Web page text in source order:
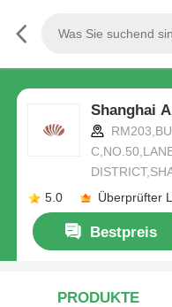
Shanghai
5.0
Überprüfter
Bestpreis
PRODUKTE